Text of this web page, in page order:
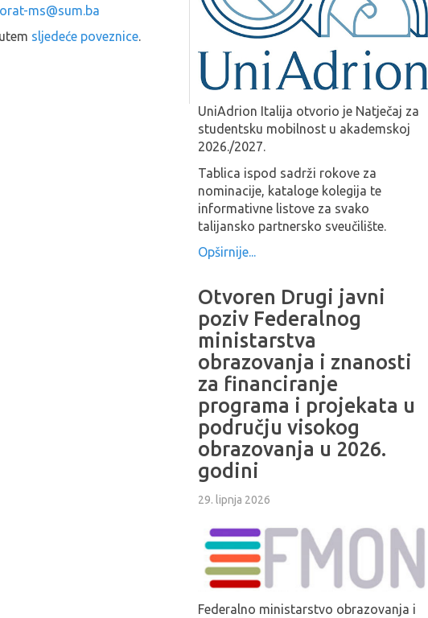
ms@sum.ba
sljedeće poveznice.
UniAdrion Italija otvorio je Natječaj za
studentsku mobilnost u akademskoj
2026./2027.
Tablica ispod sadrži rokove za
nominacije, kataloge kolegija te
informativne listove za svako
talijansko partnersko sveučilište.
Opširnije...
Otvoren Drugi javni
poziv Federalnog
ministarstva
obrazovanja i znanosti
za financiranje
programa i projekata u
području visokog
obrazovanja u 2026.
godini
29. lipnja 2026
Federalno ministarstvo obrazovanja i